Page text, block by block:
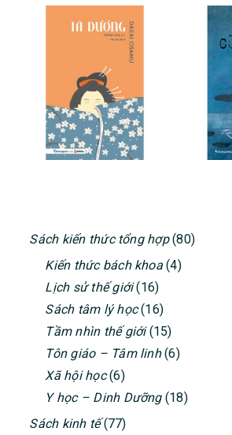
PRIMARY
SIDEBAR
Sách kiến thức tổng hợp(80)
Kiến thức bách khoa(4)
Lịch sử thế giới(16)
Sách tâm lý học(16)
Tầm nhìn thế giới(15)
Tôn giáo – Tâm linh(6)
Xã hội học(6)
Y học – Dinh Dưỡng(18)
Sách kinh tế(77)